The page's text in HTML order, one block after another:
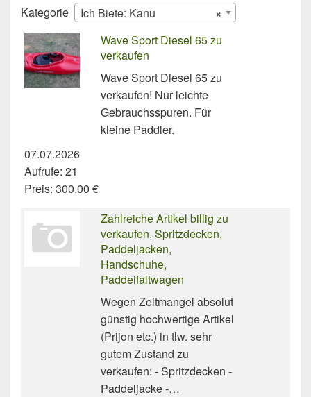
Kategorie
×
Ich Biete: Kanu
Wave Sport Diesel 65 zu
verkaufen
Wave Sport Diesel 65 zu
verkaufen! Nur leichte
Gebrauchsspuren. Für
kleine Paddler.
07.07.2026
Aufrufe: 21
Preis: 300,00 €
Zahlreiche Artikel billig zu
verkaufen, Spritzdecken,
Paddeljacken,
Handschuhe,
Paddelfaltwagen
Wegen Zeitmangel absolut
günstig hochwertige Artikel
(Prijon etc.) in tlw. sehr
gutem Zustand zu
verkaufen: - Spritzdecken -
Paddeljacke -…